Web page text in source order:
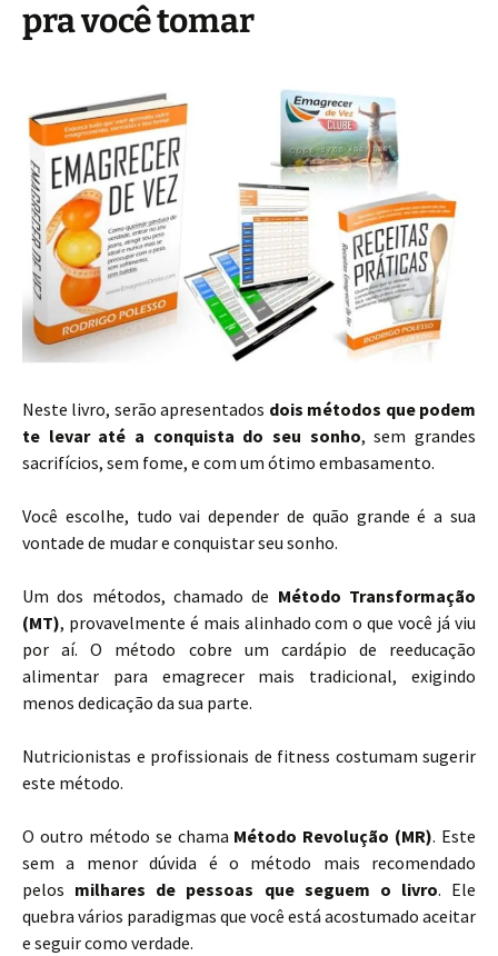
pra você tomar
Neste livro, serão apresentados dois métodos que podem
te levar até a conquista do seu sonho, sem grandes
sacrifícios, sem fome, e com um ótimo embasamento.
Você escolhe, tudo vai depender de quão grande é a sua
vontade de mudar e conquistar seu sonho.
Um dos métodos, chamado de Método Transformação
(MT), provavelmente é mais alinhado com o que você já viu
por aí. O método cobre um cardápio de reeducação
alimentar para emagrecer mais tradicional, exigindo
menos dedicação da sua parte.
Nutricionistas e profissionais de fitness costumam sugerir
este método.
O outro método se chama Método Revolução (MR). Este
sem a menor dúvida é o método mais recomendado
pelos milhares de pessoas que seguem o livro. Ele
quebra vários paradigmas que você está acostumado aceitar
e seguir como verdade.